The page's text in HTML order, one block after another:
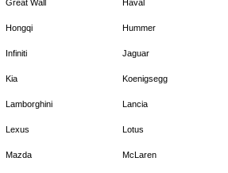
Great Wall Haval
Hongqi Hummer
Infiniti Jaguar
Kia Koenigsegg
Lamborghini Lancia
Lexus Lotus
Mazda McLaren